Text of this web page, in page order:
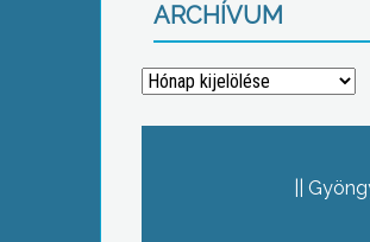
ARCHÍVUM
Archívum